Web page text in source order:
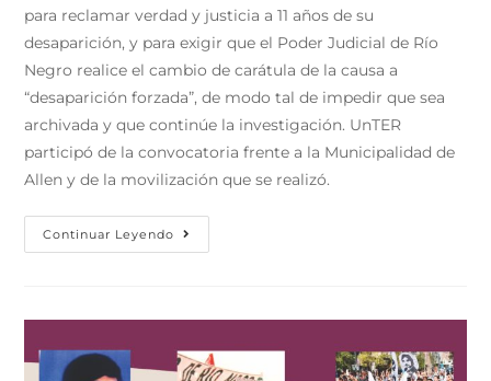
para reclamar verdad y justicia a 11 años de su
desaparición, y para exigir que el Poder Judicial de Río
Negro realice el cambio de carátula de la causa a
“desaparición forzada”, de modo tal de impedir que sea
archivada y que continúe la investigación. UnTER
participó de la convocatoria frente a la Municipalidad de
Allen y de la movilización que se realizó.
Continuar Leyendo